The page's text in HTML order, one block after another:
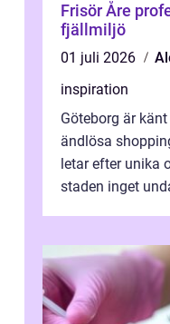
Frisör Åre professionell hårvård i
fjällmiljö
01 juli 2026
inspiration
Göteborg är
ändlösa
letar efter unika
staden inget